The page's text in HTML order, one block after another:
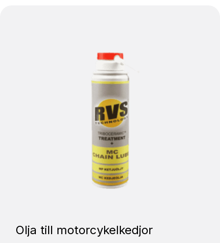
Olja till motorcykelkedjor